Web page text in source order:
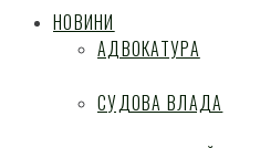
НОВИНИ
АДВОКАТУРА
СУДОВА ВЛАДА